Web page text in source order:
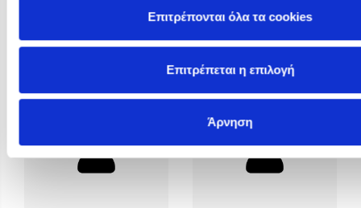
Επιτρέπονται όλα τα cookies
Επιτρέπεται η επιλογή
Άρνηση
Rowan Hooper